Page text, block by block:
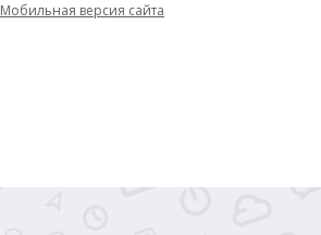
Мобильная версия сайта